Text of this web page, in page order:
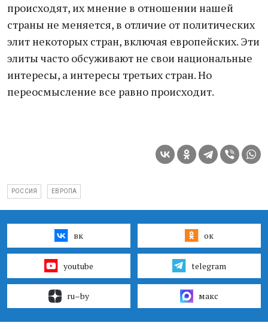
происходят, их мнение в отношении нашей
страны не меняется, в отличие от политических
элит некоторых стран, включая европейских. Эти
элиты часто обсуживают не свои национальные
интересы, а интересы третьих стран. Но
переосмысление все равно происходит.
РОССИЯ ЕВРОПА
вк ок
youtube telegram
ru–by макс